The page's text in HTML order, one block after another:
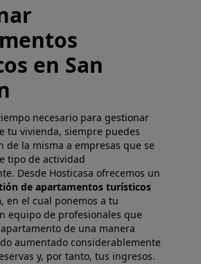
en San
necesario para gestionar
tu vivienda, siempre puedes
de la misma a empresas que se
tipo de actividad
Desde Hosticasa ofrecemos un
de apartamentos turísticos
, en el cual ponemos a tu
equipo de profesionales que
de una manera
aumentado considerablemente
y, por tanto, tus ingresos.